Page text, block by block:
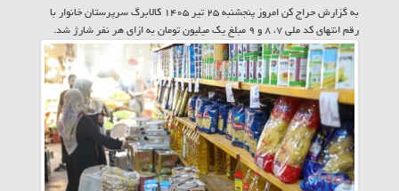
به گزارش حراج کن امروز پنجشنبه ۲۵ تیر ۱۴۰۵ کالابرگ سرپرستان خانوار با
رقم انتهای کد ملی ۷، ۸ و ۹ مبلغ یک میلیون تومان به ازای هر نفر شارژ شد.